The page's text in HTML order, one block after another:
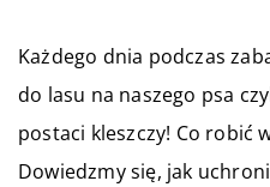
Każdego dnia podczas
do lasu na naszego psa
postaci kleszczy! Co robić
Dowiedzmy się, jak